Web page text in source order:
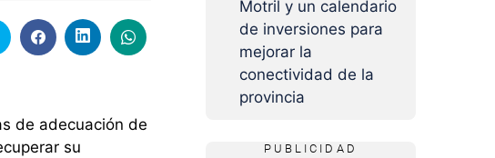
de adecuación de
su
Motril y un calendario
de inversiones para
mejorar la
conectividad de la
provincia
PUBLICIDAD